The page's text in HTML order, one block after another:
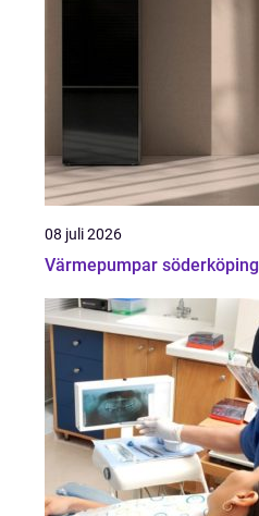
08 juli 2026
Värmepumpar söderköping